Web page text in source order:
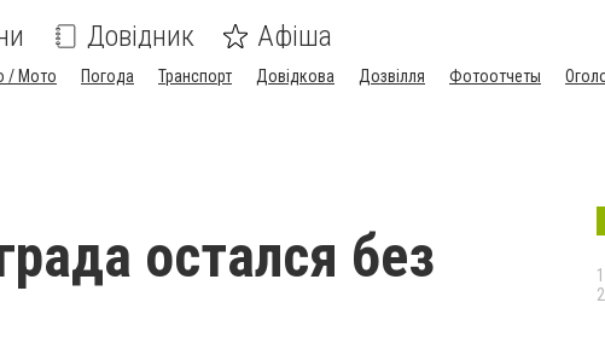
Довідник Афіша
/ Мото Погода Транспорт Довідкова Дозвілля Фотоотчеты
остался без